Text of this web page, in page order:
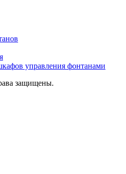
управления фонтанами
защищены.